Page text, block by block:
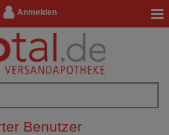
Anmelden
Benutzer